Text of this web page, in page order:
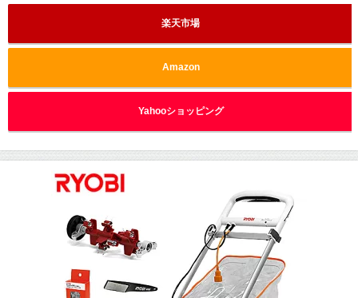
楽天市場
Amazon
Yahooショッピング